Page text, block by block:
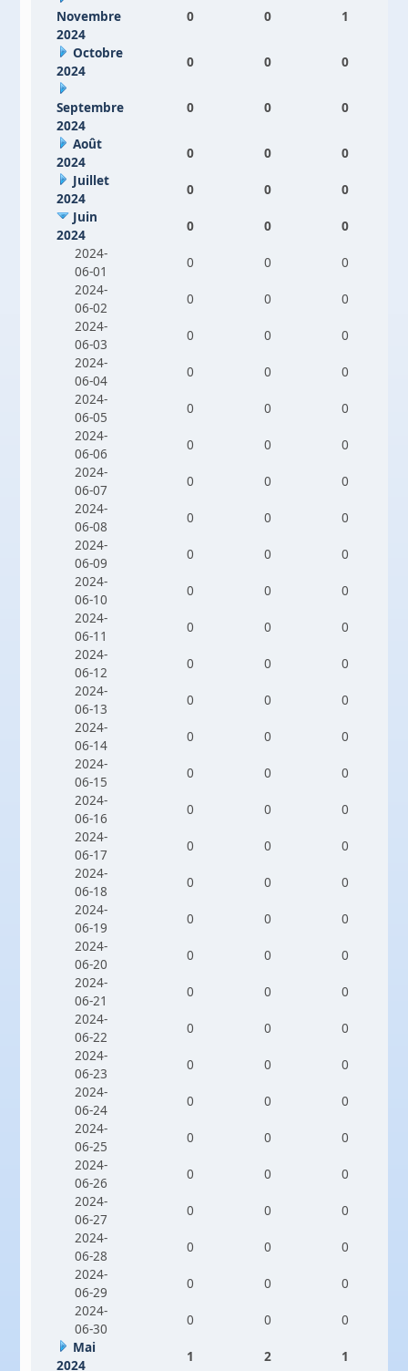
Novembre
2024
0 0 1
Octobre
2024
0 0 0
Septembre
2024
0 0 0
Août
2024
0 0
0
Juillet
2024
0 0
0
Juin
2024
0 0
0
2024-
06-01
0 0
0
2024-
06-02
0 0
0
2024-
06-03
0 0
0
2024-
06-04
0 0
0
2024-
06-05
0 0
0
2024-
06-06
0 0
0
2024-
06-07
0 0
0
2024-
06-08
0 0
0
2024-
06-09
0 0
0
2024-
06-10
0 0
0
2024-
06-11
0 0
0
2024-
06-12
0 0
0
2024-
06-13
0 0
0
2024-
06-14
0 0
0
2024-
06-15
0 0
0
2024-
06-16
0 0
0
2024-
06-17
0 0
0
2024-
06-18
0 0
0
2024-
06-19
0 0
0
2024-
06-20
0 0
0
2024-
06-21
0 0
0
2024-
06-22
0 0
0
2024-
06-23
0 0
0
2024-
06-24
0 0
0
2024-
06-25
0 0
0
2024-
06-26
0 0
0
2024-
06-27
0 0
0
2024-
06-28
0 0
0
2024-
06-29
0 0
0
2024-
06-30
0 0
0
Mai
2024
1 2
1